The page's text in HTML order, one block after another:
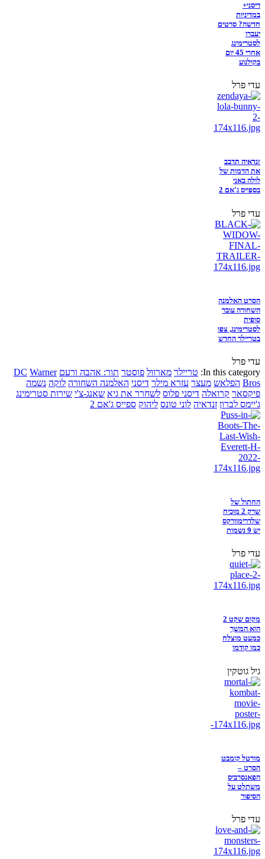
דיסני+
במדיניות
חדשה? סרטים
יעברו
לסטרימינג
אחרי 45 יום
בקולנוע
עדי פרל
זנדאיה תדבב
את הדמות של
לולה באני
בספייס ג'אם 2
עדי פרל
הסרט האלמנה
השחורה עובר
סופית
לסטרימינג, צפו
בטריילר החדש
עדי פרל
In this category: טריילר מארוול פוסטר תור: אהבה ורעם DC Warner
Bros הפלאש מעצר עזרא מילר דיסני האלמנה השחורה לוקה נשמה
פיקסאר קרואלה דיסני פלוס לשחרר את גיא שאנג-צ'י שירות סטרימינג
ג'יימס לברון זנדאיה לוני טונס ליהוק ספייס ג'אם 2
החתול של
שרק 2 מוכיח
שלדרימוורקס
יש 9 נשמות
עדי פרל
מקום שקט 2
הוא המשך
כמעט מוצלח
כמו קודמו
גיל גוטקין
מורטל קומבט
הסרט –
הפאנסרביס
משתלט על
הסיפור
עדי פרל